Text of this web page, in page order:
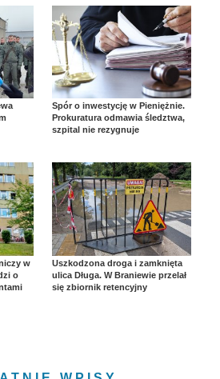
Spór o inwestycję w Pieniężnie.
Prokuratura odmawia śledztwa,
szpital nie rezygnuje
w
o
Uszkodzona droga i zamknięta
ulica Długa. W Braniewie przelał
się zbiornik retencyjny